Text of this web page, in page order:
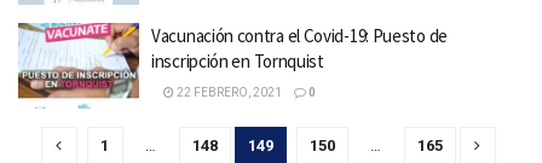
Vacunación contra el Covid-19: Puesto de
inscripción en Tornquist
22 FEBRERO, 2021 0
1 … 148 149 150 … 165